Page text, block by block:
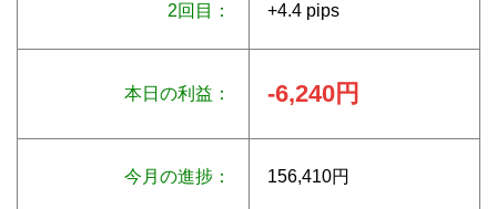
2回目：
+4.4 pips
本日の利益： -6,240円
今月の進捗： 156,410円